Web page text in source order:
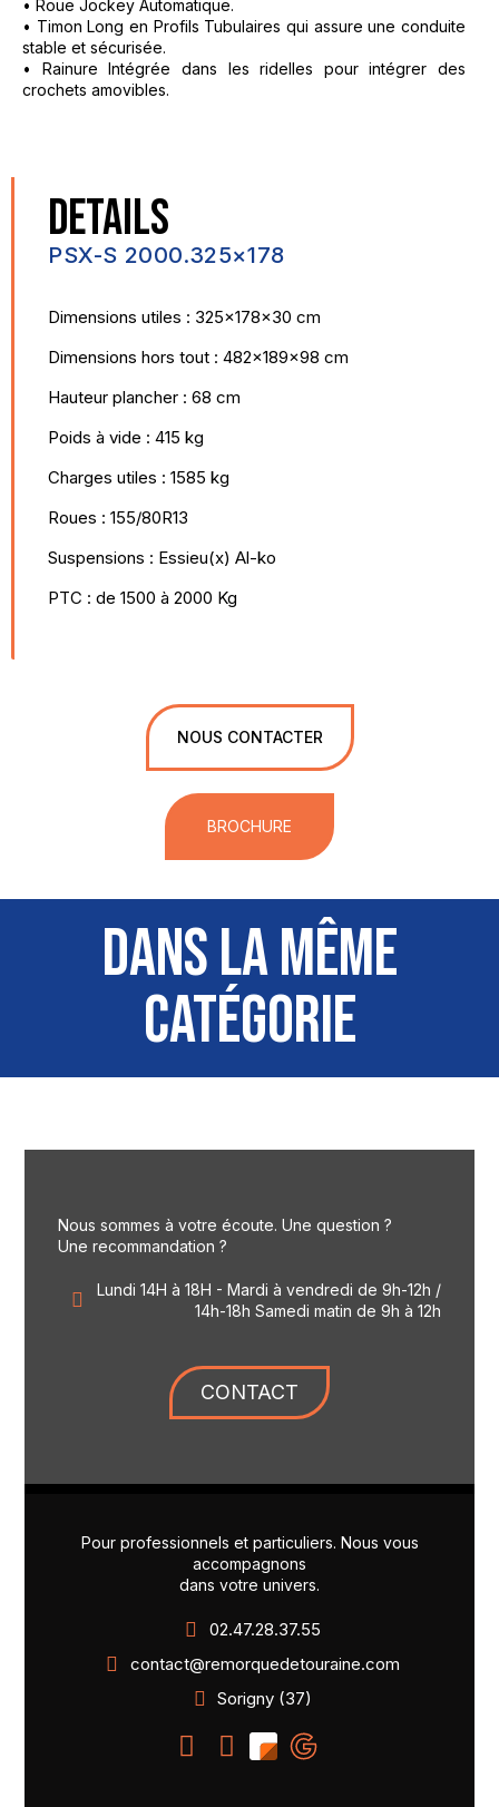
• Roue Jockey Automatique.
• Timon Long en Profils Tubulaires qui assure une conduite
stable et sécurisée.
• Rainure Intégrée dans les ridelles pour intégrer des
crochets amovibles.
DETAILS
PSX-S 2000.325×178
Dimensions utiles : 325x178x30 cm
Dimensions hors tout : 482x189x98 cm
Hauteur plancher : 68 cm
Poids à vide : 415 kg
Charges utiles : 1585 kg
Roues : 155/80R13
Suspensions : Essieu(x) Al-ko
PTC : de 1500 à 2000 Kg
NOUS CONTACTER
BROCHURE
DANS LA MÊME
CATÉGORIE
Nous sommes à votre écoute. Une question ?
Une recommandation ?
Lundi 14H à 18H - Mardi à vendredi de 9h-12h /
14h-18h Samedi matin de 9h à 12h
CONTACT
Pour professionnels et particuliers. Nous vous
accompagnons
dans votre univers.
02.47.28.37.55
contact@remorquedetouraine.com
Sorigny (37)